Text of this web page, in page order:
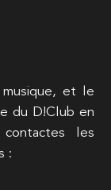
et le
du D!Club en
les
: